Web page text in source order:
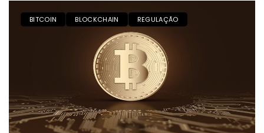
BITCOIN BLOCKCHAIN REGULAÇÃO